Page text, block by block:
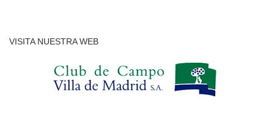
VISITA NUESTRA WEB